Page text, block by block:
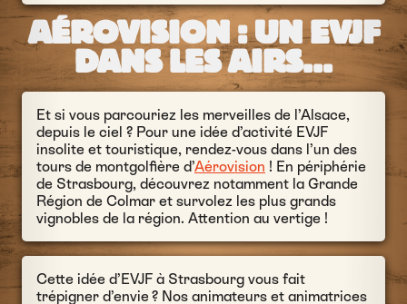
AÉROVISION : UN EVJF
DANS LES AIRS…
Et si vous parcouriez les merveilles de l’Alsace,
depuis le ciel ? Pour une idée d’activité EVJF
insolite et touristique, rendez-vous dans l’un des
tours de montgolfière d’Aérovision ! En périphérie
de Strasbourg, découvrez notamment la Grande
Région de Colmar et survolez les plus grands
vignobles de la région. Attention au vertige !
Cette idée d’EVJF à Strasbourg vous fait
trépigner d’envie ? Nos animateurs et animatrices